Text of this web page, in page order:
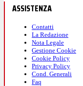
ASSISTENZA
Contatti
La Redazione
Nota Legale
Gestione Cookie
Cookie Policy
Privacy Policy
Cond. Generali
Faq